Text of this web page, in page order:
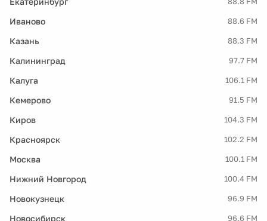
Иваново 88.6 FM
Казань 88.3 FM
Калининград 97.7 FM
Калуга 106.1 FM
Кемерово 91.5 FM
Киров 104.3 FM
Красноярск 102.2 FM
Москва 100.1 FM
Нижний Новгород 100.4 FM
Новокузнецк 96.9 FM
Новосибирск 96.6 FM